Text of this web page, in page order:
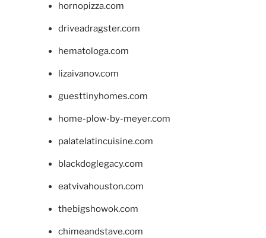
hornopizza.com
driveadragster.com
hematologa.com
lizaivanov.com
guesttinyhomes.com
home-plow-by-meyer.com
palatelatincuisine.com
blackdoglegacy.com
eatvivahouston.com
thebigshowok.com
chimeandstave.com